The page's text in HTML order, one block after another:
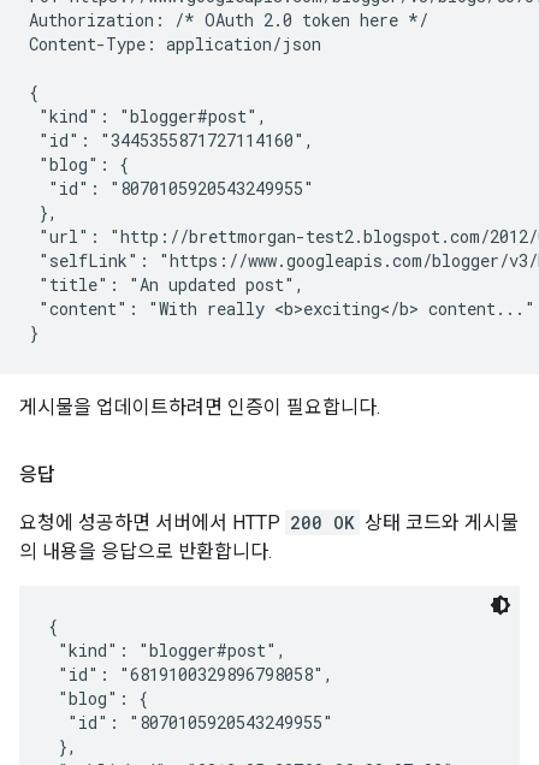
Authorization: /* OAuth 2.0 token here */
Content-Type: application/json
{
"kind": "blogger#post",
"id": "3445355871727114160",
"blog": {
  "id": "8070105920543249955"
},
"url": "http://brettmorgan-test2.blogspot.com/2012/
"selfLink": "https://www.googleapis.com/blogger/v3/
"title": "An updated post",
"content": "With really <b>exciting</b> content..."
게시물을 업데이트하려면 인증이 필요합니다.
응답
요청에 성공하면 서버에서 HTTP 200 OK 상태 코드와 게시물
의 내용을 응답으로 반환합니다.
{
"kind": "blogger#post",
"id": "6819100329896798058",
"blog": {
  "id": "8070105920543249955"
},